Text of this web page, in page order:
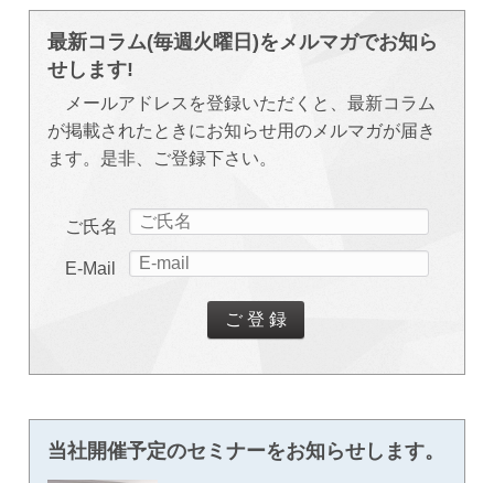
最新コラム(毎週火曜日)をメルマガでお知ら
せします!
メールアドレスを登録いただくと、最新コラム
が掲載されたときにお知らせ用のメルマガが届き
ます。是非、ご登録下さい。
ご氏名
E-Mail
当社開催予定のセミナーをお知らせします。